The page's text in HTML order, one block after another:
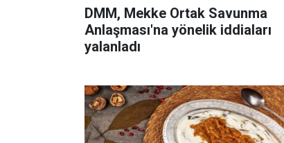
DMM, Mekke Ortak Savunma
Anlaşması'na yönelik iddiaları
yalanladı